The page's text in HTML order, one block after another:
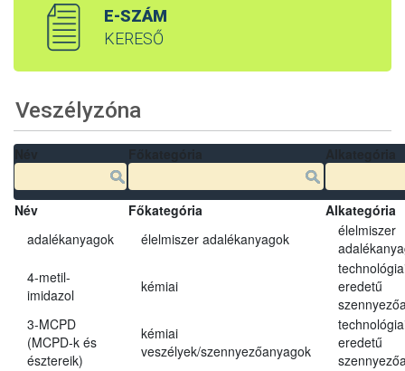
E-SZÁM
KERESŐ
Veszélyzóna
Név Főkategória
Alkategória
adalékanyagok
élelmiszer adalékanyagok
élelmiszer
4-metil-
imidazol
kémiai
eredetű
3-MCPD
(MCPD-k és
észtereik)
kémiai
veszélyek/szennyezőanyagok
eredetű